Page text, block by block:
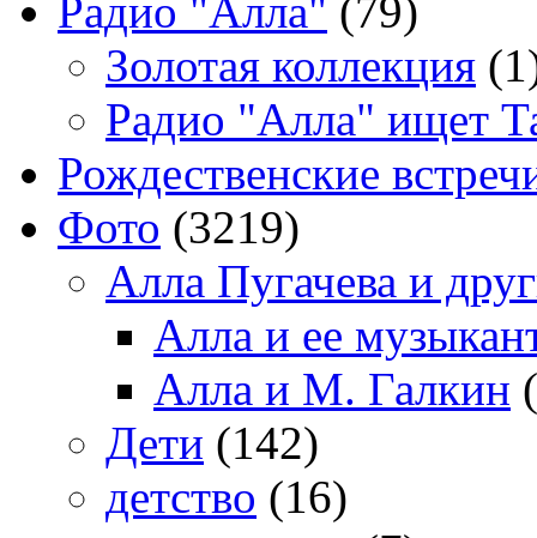
Радио "Алла" (79)
Золотая коллекция
Радио "Алла" ищет
Рождественские
Фото (3219)
Алла Пугачева и
Алла и ее
Алла и М. Галкин
Дети (142)
детство (16)